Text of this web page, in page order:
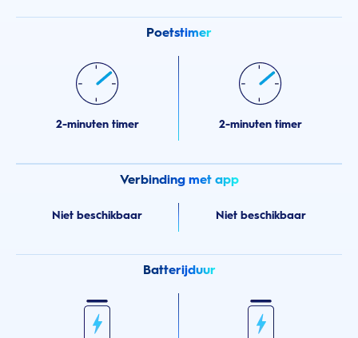
Poetstimer
2-minuten timer 2-minuten timer
Verbinding met app
Niet beschikbaar Niet beschikbaar
Batterijduur